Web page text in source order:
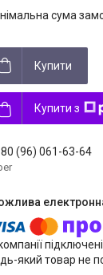
сума
Купити
Купити з
(96) 061-63-64
який товар не